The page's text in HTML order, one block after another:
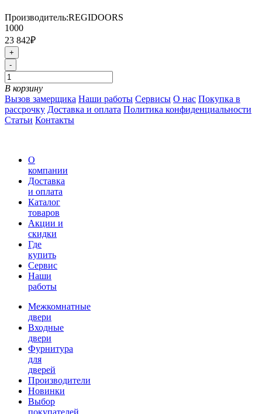
Производитель:REGIDOORS
1000
23 842₽
+
-
В корзину
Вызов замерщика Наши работы Сервисы О нас Покупка в
рассрочку Доставка и оплата Политика конфиденциальности
Статьи Контакты
О
компании
Доставка
и оплата
Каталог
товаров
Акции и
скидки
Где
купить
Сервис
Наши
работы
Межкомнатные
двери
Входные
двери
Фурнитура
для
дверей
Производители
Новинки
Выбор
покупателей